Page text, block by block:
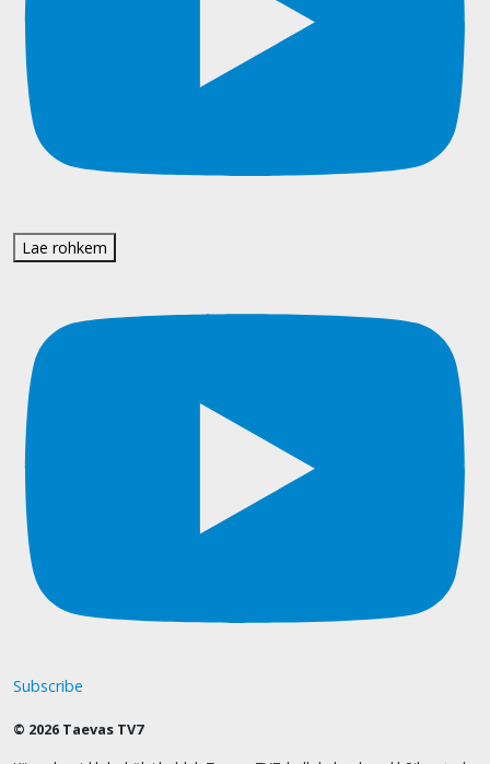
Lae rohkem
Subscribe
© 2026 Taevas TV7